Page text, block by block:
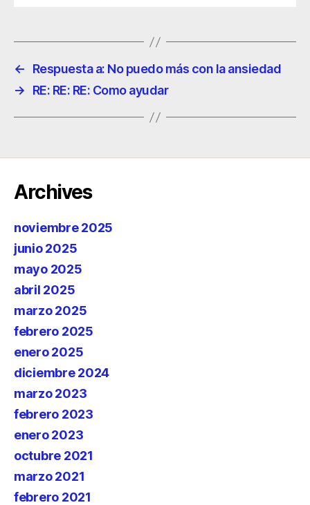
←
Respuesta a: No puedo más con la ansiedad
→
RE: RE: RE: Como ayudar
Archives
noviembre 2025
junio 2025
mayo 2025
abril 2025
marzo 2025
febrero 2025
enero 2025
diciembre 2024
marzo 2023
febrero 2023
enero 2023
octubre 2021
marzo 2021
febrero 2021